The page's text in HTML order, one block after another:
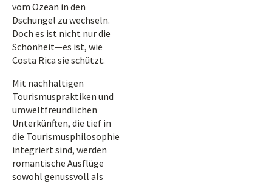
vom Ozean in den
Dschungel zu wechseln.
Doch es ist nicht nur die
Schönheit—es ist, wie
Costa Rica sie schützt.
Mit nachhaltigen
Tourismuspraktiken und
umweltfreundlichen
Unterkünften, die tief in
die Tourismusphilosophie
integriert sind, werden
romantische Ausflüge
sowohl genussvoll als